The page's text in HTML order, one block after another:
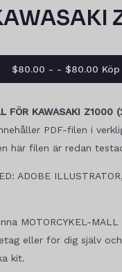
FÖR KAWASAKI Z1000
PDF-filen i
här filen är redan
ADOBE
MOTORCYKEL-
eller för dig själv
kit.
$80.00 - - $80.00 Köp